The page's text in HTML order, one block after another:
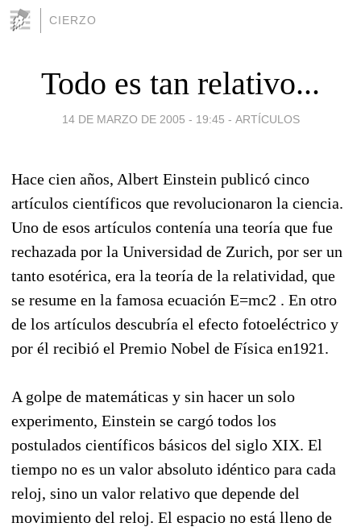
CIERZO
Todo es tan relativo...
14 DE MARZO DE 2005 - 19:45 - ARTÍCULOS
Hace cien años, Albert Einstein publicó cinco
artículos científicos que revolucionaron la ciencia.
Uno de esos artículos contenía una teoría que fue
rechazada por la Universidad de Zurich, por ser un
tanto esotérica, era la teoría de la relatividad, que
se resume en la famosa ecuación E=mc2 . En otro
de los artículos descubría el efecto fotoeléctrico y
por él recibió el Premio Nobel de Física en1921.
A golpe de matemáticas y sin hacer un solo
experimento, Einstein se cargó todos los
postulados científicos básicos del siglo XIX. El
tiempo no es un valor absoluto idéntico para cada
reloj, sino un valor relativo que depende del
movimiento del reloj. El espacio no está lleno de